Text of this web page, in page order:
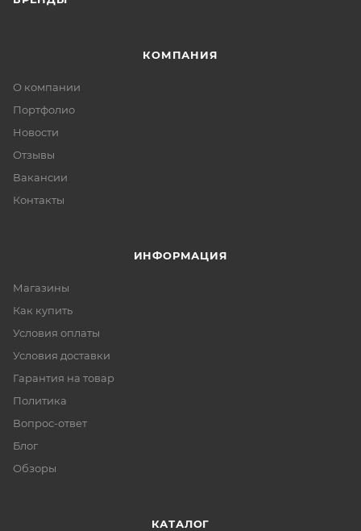
КОМПАНИЯ
О компании
Портфолио
Новости
Отзывы
Вакансии
Контакты
ИНФОРМАЦИЯ
Магазины
Как купить
Условия оплаты
Условия доставки
Гарантия на товар
Политика
Вопрос-ответ
Блог
Обзоры
КАТАЛОГ